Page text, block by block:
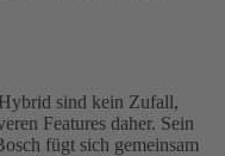
sind kein Zufall,
Features daher. Sein
fügt sich gemeinsam